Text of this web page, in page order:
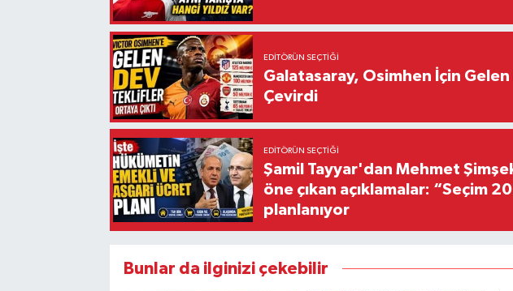
EDITÖRÜN SEÇTIĞI
Galatasaray, Osimhen İçin
Çevirdi
EDITÖRÜN SEÇTIĞI
Şamil Tayyar'dan Mehmet
öne çıkan açıklamalar: “Seçim
planlanıyor
Bunlar da ilginizi çekebilir